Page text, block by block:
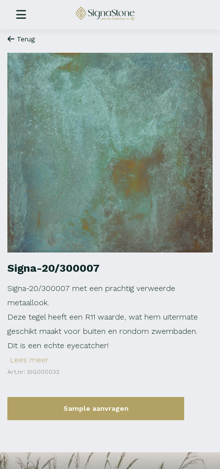
Terug
Signa-20/300007
Signa-20/300007 met een prachtig verweerde
metaallook.
Deze tegel heeft een R11 waarde, wat hem uitermate
geschikt maakt voor buiten en rondom zwembaden.
Dit is een echte eyecatcher!
Lees meer
Art.nr: SIG000032
Sample aanvragen